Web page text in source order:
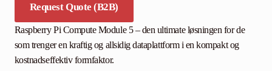
Request Quote (B2B)
Raspberry Pi Compute Module 5 – den ultimate løsningen for de
som trenger en kraftig og allsidig dataplattform i en kompakt og
kostnadseffektiv formfaktor.